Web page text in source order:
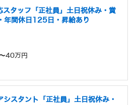
タッフ「正社員」土日祝休み・賞
年間休日125日・昇給あり
40万円
スタント「正社員」土日祝休み・